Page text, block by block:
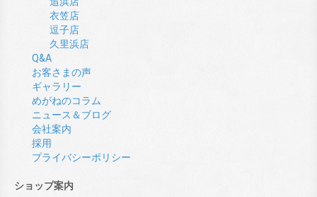
衣笠店
逗子店
久里浜店
Q&A
お客さまの声
ギャラリー
めがねのコラム
ニュース＆ブログ
会社案内
採用
プライバシーポリシー
ショップ案内